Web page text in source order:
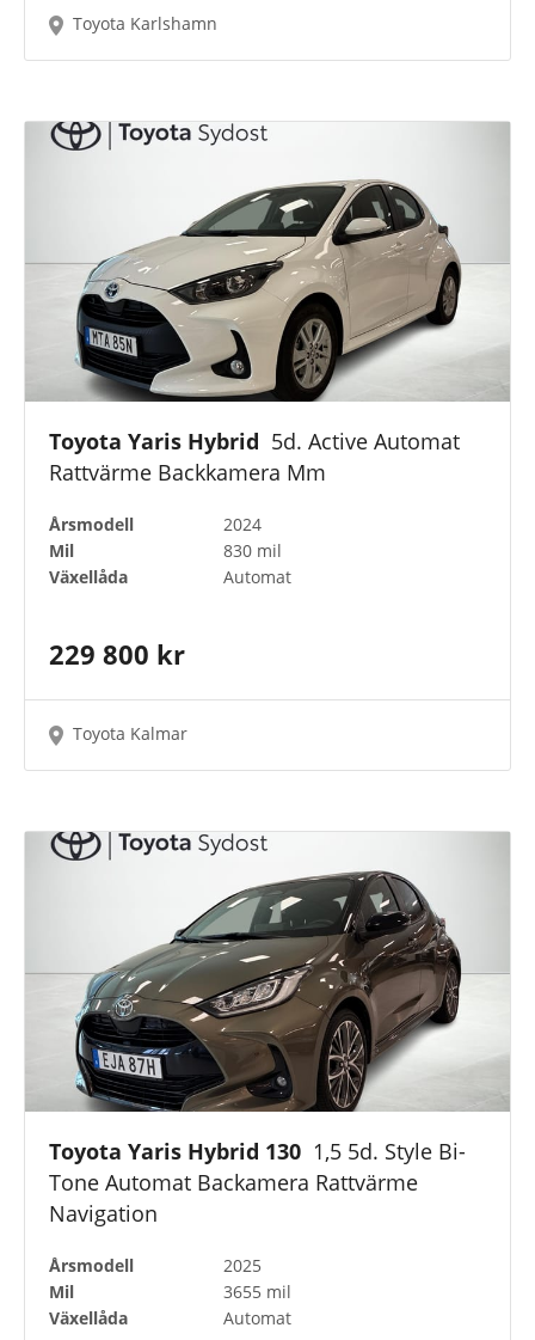
Toyota Karlshamn
Toyota Yaris Hybrid 5d. Active Automat
Rattvärme Backkamera Mm
Årsmodell
2024
Mil
830 mil
Växellåda
Automat
229 800 kr
Toyota Kalmar
Toyota Yaris Hybrid 130 1,5 5d. Style Bi-
Tone Automat Backamera Rattvärme
Navigation
Årsmodell
2025
Mil
3655 mil
Växellåda
Automat